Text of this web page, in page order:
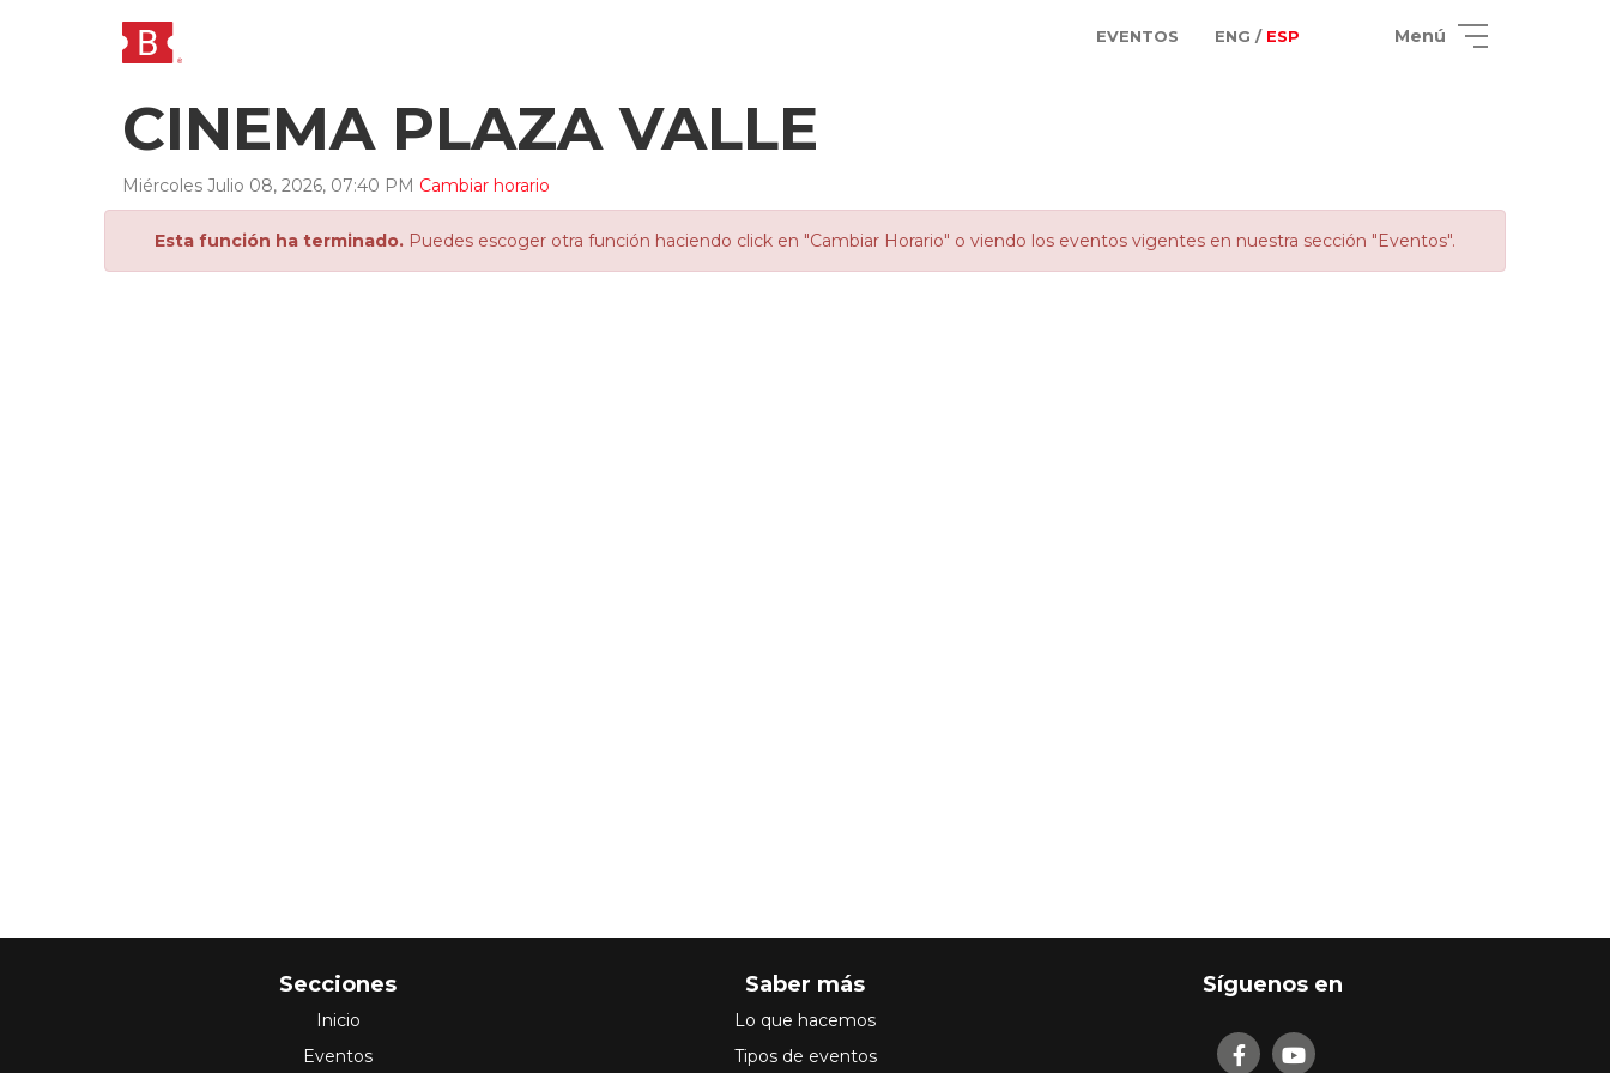
EVENTOS ENG / ESP Menú
CINEMA PLAZA VALLE
Miércoles Julio 08, 2026, 07:40 PM Cambiar horario
Esta función ha terminado. Puedes escoger otra función haciendo click en "Cambiar Horario" o viendo los eventos vigentes en nuestra sección "Eventos".
Secciones
Inicio
Eventos
Saber más
Lo que hacemos
Tipos de eventos
Síguenos en